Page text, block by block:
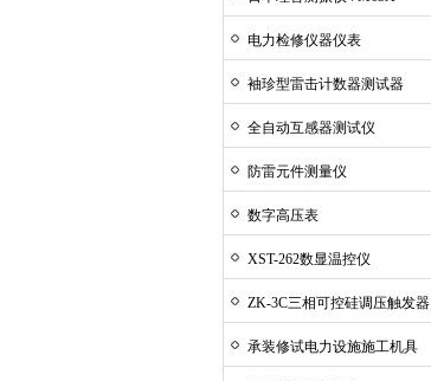
电力检修仪器仪表
袖珍型雷击计数器测试器
全自动互感器测试仪
防雷元件测量仪
数字高压表
XST-262数显温控仪
ZK-3C三相可控硅调压触发器
承装修试电力设施施工机具